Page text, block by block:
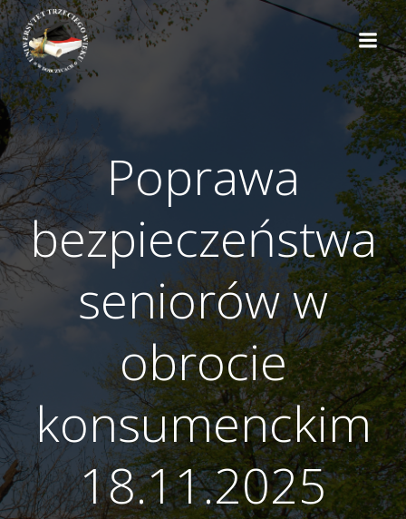
treści
Skip
Poprawa
bezpieczeństwa
seniorów w
obrocie
konsumenckim
18.11.2025